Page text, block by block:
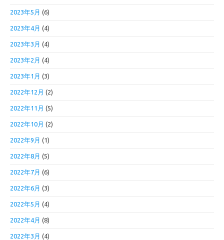
2023年5月 (6)
2023年4月 (4)
2023年3月 (4)
2023年2月 (4)
2023年1月 (3)
2022年12月 (2)
2022年11月 (5)
2022年10月 (2)
2022年9月 (1)
2022年8月 (5)
2022年7月 (6)
2022年6月 (3)
2022年5月 (4)
2022年4月 (8)
2022年3月 (4)